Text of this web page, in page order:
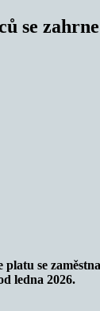
se
se
ledna 2026.